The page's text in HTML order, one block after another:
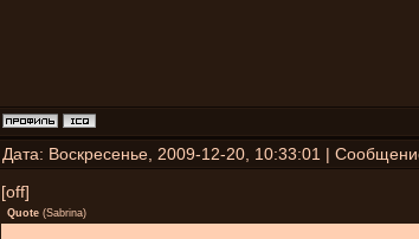
Дата: Воскресенье, 2009-12-20, 10:33:01 |
[off]
Quote (Sabrina)